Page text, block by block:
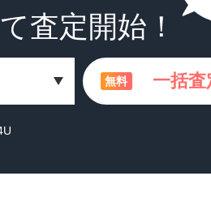
査定開始！
無料 一括査